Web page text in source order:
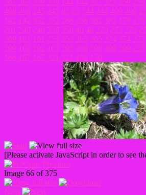
367 367 339 339 144 144 327 327 259 259
408 408 245 245 83 83 344 344 409 409
142 142 352 352 266 266 382 382 179 179
261 246 246 356 356 48 48 273 273 275
369 161 161 253 253 365 365 374 374 373
109 102 102 103 103 308 308 309 309 235
166 167 167 321 321 150 150
[Please activate JavaScript in order to see
Previous
Image 66 of 375
Next